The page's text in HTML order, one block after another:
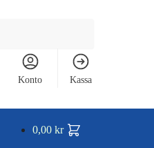
Konto Kassa
0,00 kr